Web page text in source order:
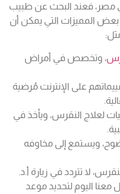
مصر، فعند البحث عن طبيب
المميزات التي يمكن أن
، وتخصص في أمراض
على الإنترنت مُرضية
لعلاج النقرس، ويأخذ في
ويستمع إلى مخاوفه
لا تتردد في زيارة أ.د.
اليوم لتحديد موعد